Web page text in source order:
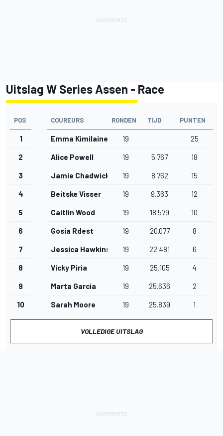
Uitslag W Series Assen - Race
POS COUREURS RONDEN TIJD PUNTEN
1 Emma Kimilainen 19 25
2 Alice Powell 19 5.767 18
3 Jamie Chadwick 19 8.762 15
4 Beitske Visser 19 9.363 12
5 Caitlin Wood 19 18.579 10
6 Gosia Rdest 19 20.077 8
7 Jessica Hawkins 19 22.481 6
8 Vicky Piria 19 25.105 4
9 Marta Garcia 19 25.636 2
10 Sarah Moore 19 25.839 1
VOLLEDIGE UITSLAG